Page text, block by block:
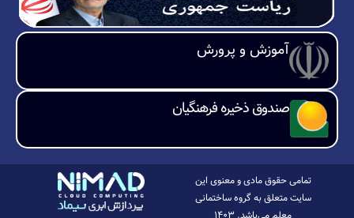
آموزش و پرورش
صندوق ذخیره فرهنگیان
تمامی حقوق مادی و معنوی این
سایت متعلق به گروه ساختمانی